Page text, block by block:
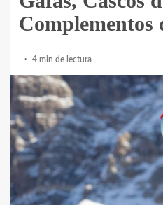
Complementos
4 min de lectura